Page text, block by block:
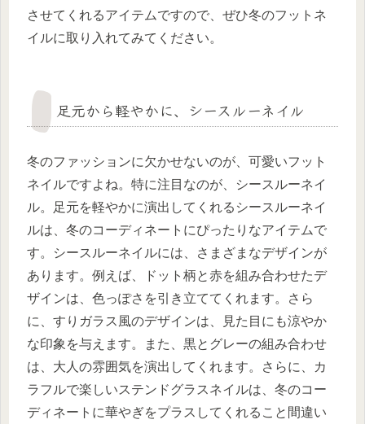
させてくれるアイテムですので、ぜひ冬のフットネ
イルに取り入れてみてください。
足元から軽やかに、シースルーネイル
冬のファッションに欠かせないのが、可愛いフット
ネイルですよね。特に注目なのが、シースルーネイ
ル。足元を軽やかに演出してくれるシースルーネイ
ルは、冬のコーディネートにぴったりなアイテムで
す。シースルーネイルには、さまざまなデザインが
あります。例えば、ドット柄と赤を組み合わせたデ
ザインは、色っぽさを引き立ててくれます。さら
に、すりガラス風のデザインは、見た目にも涼やか
な印象を与えます。また、黒とグレーの組み合わせ
は、大人の雰囲気を演出してくれます。さらに、カ
ラフルで楽しいステンドグラスネイルは、冬のコー
ディネートに華やぎをプラスしてくれること間違い